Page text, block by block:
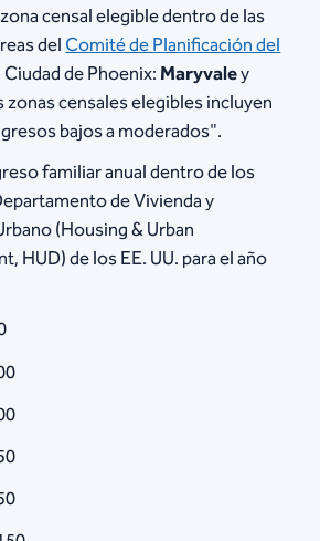
censal elegible dentro de las
delComité de Planificación del
de Phoenix:Maryvaley
zonas censales elegibles incluyen
bajos a moderados".
familiar anual dentro de los
de Vivienda y
(Housing & Urban
HUD) de los EE. UU. para el año